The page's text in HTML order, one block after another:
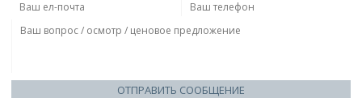
ОТПРАВИТЬ СООБЩЕНИЕ